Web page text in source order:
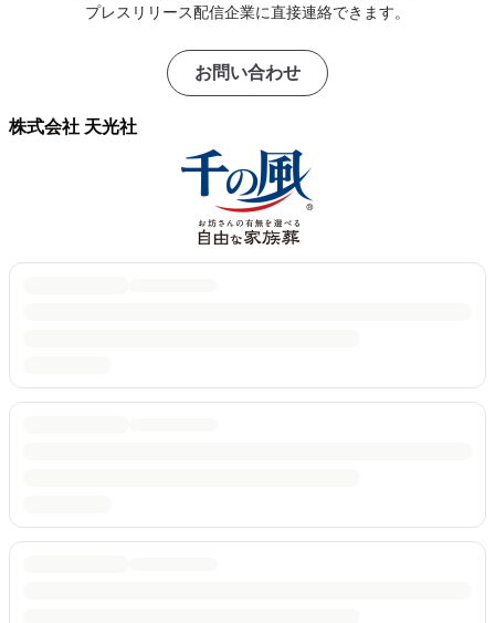
プレスリリース配信企業に直接連絡できます。
お問い合わせ
株式会社 天光社